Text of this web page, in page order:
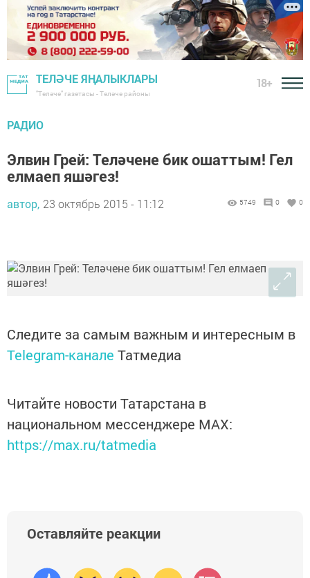
ТЕЛӘЧЕ ЯҢАЛЫКЛАРЫ
"Теләче" газетасы - Теләче районы
18+
РАДИО
Элвин Грей: Теләчене бик ошаттым! Гел
елмаеп яшәгез!
автор, 23 октябрь 2015 - 11:12 5749 0 0
Следите за самым важным и интересным в
Telegram-канале Татмедиа
Читайте новости Татарстана в
национальном мессенджере MАХ:
https://max.ru/tatmedia
Оставляйте реакции